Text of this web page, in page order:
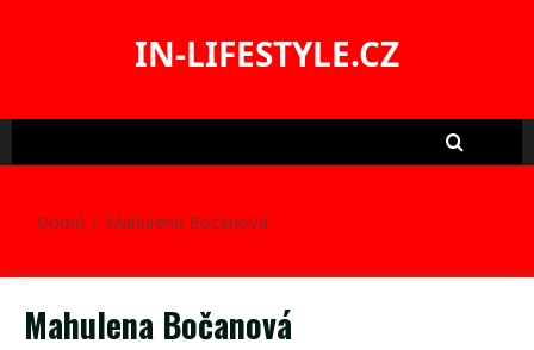
IN-LIFESTYLE.CZ
Domů Mahulena Bočanová
Mahulena Bočanová